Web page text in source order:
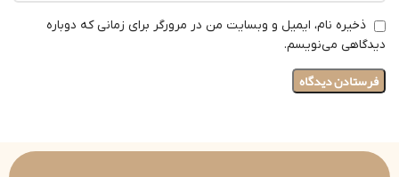
ذخیره نام، ایمیل و وبسایت من در مرورگر برای زمانی که دوباره
دیدگاهی می‌نویسم.